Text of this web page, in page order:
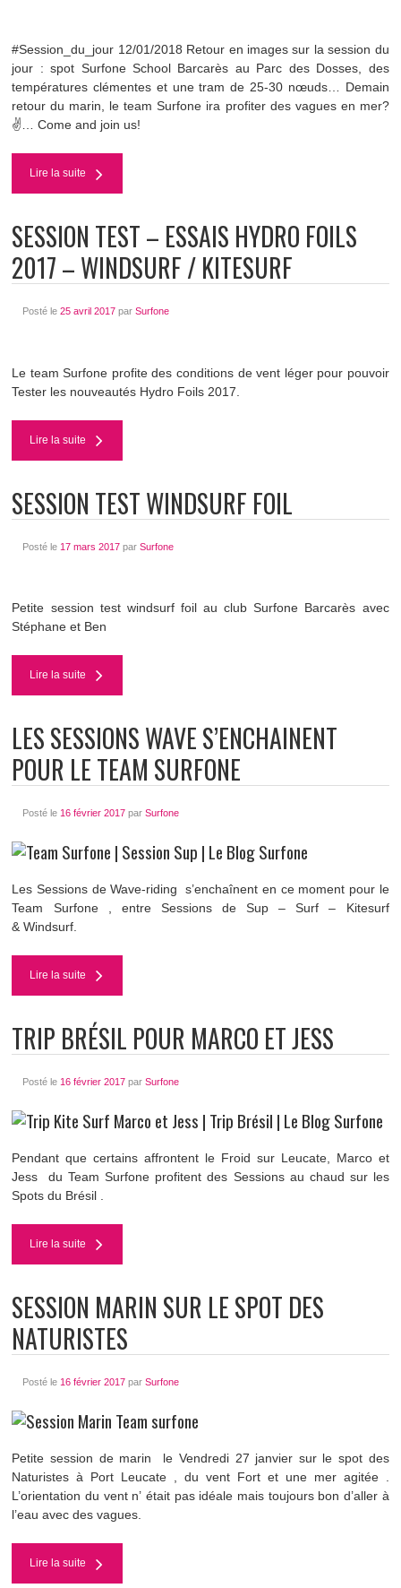
#Session_du_jour 12/01/2018 Retour en images sur la session du
jour : spot Surfone School Barcarès au Parc des Dosses, des
températures clémentes et une tram de 25-30 nœuds… Demain
retour du marin, le team Surfone ira profiter des vagues en mer?
✌️… Come and join us!
Lire la suite
SESSION TEST – ESSAIS HYDRO FOILS
2017 – WINDSURF / KITESURF
Posté le 25 avril 2017par Surfone
Le team Surfone profite des conditions de vent léger pour pouvoir
Tester les nouveautés Hydro Foils 2017.
Lire la suite
SESSION TEST WINDSURF FOIL
Posté le 17 mars 2017par Surfone
Petite session test windsurf foil au club Surfone Barcarès avec
Stéphane et Ben
Lire la suite
LES SESSIONS WAVE S’ENCHAINENT
POUR LE TEAM SURFONE
Posté le 16 février 2017par Surfone
Les Sessions de Wave-riding s’enchaînent en ce moment pour le
Team Surfone , entre Sessions de Sup – Surf – Kitesurf
& Windsurf.
Lire la suite
TRIP BRÉSIL POUR MARCO ET JESS
Posté le 16 février 2017par Surfone
Pendant que certains affrontent le Froid sur Leucate, Marco et
Jess du Team Surfone profitent des Sessions au chaud sur les
Spots du Brésil .
Lire la suite
SESSION MARIN SUR LE SPOT DES
NATURISTES
Posté le 16 février 2017par Surfone
Petite session de marin le Vendredi 27 janvier sur le spot des
Naturistes à Port Leucate , du vent Fort et une mer agitée .
L’orientation du vent n’ était pas idéale mais toujours bon d’aller à
l’eau avec des vagues.
Lire la suite